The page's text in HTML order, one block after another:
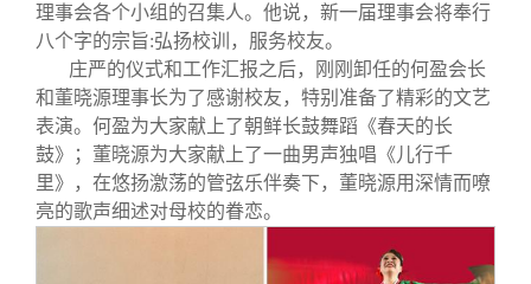
理事会各个小组的召集人。他说，新一届理事会将奉行
八个字的宗旨:弘扬校训，服务校友。
庄严的仪式和工作汇报之后，刚刚卸任的何盈会长
和董晓源理事长为了感谢校友，特别准备了精彩的文艺
表演。何盈为大家献上了朝鲜长鼓舞蹈《春天的长
鼓》；董晓源为大家献上了一曲男声独唱《儿行千
里》，在悠扬激荡的管弦乐伴奏下，董晓源用深情而嘹
亮的歌声细述对母校的眷恋。